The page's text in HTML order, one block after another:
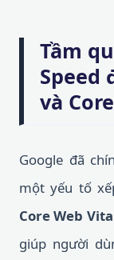
Tầm
Speed
và
Google đã
một yếu tố
Core Web
giúp người